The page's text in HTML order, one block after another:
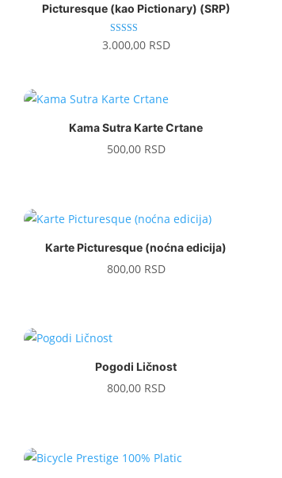
Picturesque (kao Pictionary) (SRP)
Ocenjeno sa
5.00
3.000,00 RSD
Kama Sutra Karte Crtane
500,00 RSD
Karte Picturesque (noćna edicija)
800,00 RSD
Pogodi Ličnost
800,00 RSD